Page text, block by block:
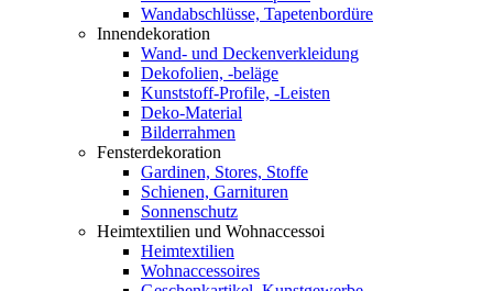
Wandabschlüsse, Tapetenbordüre
Innendekoration
Wand- und Deckenverkleidung
Dekofolien, -beläge
Kunststoff-Profile, -Leisten
Deko-Material
Bilderrahmen
Fensterdekoration
Gardinen, Stores, Stoffe
Schienen, Garnituren
Sonnenschutz
Heimtextilien und Wohnaccessoi
Heimtextilien
Wohnaccessoires